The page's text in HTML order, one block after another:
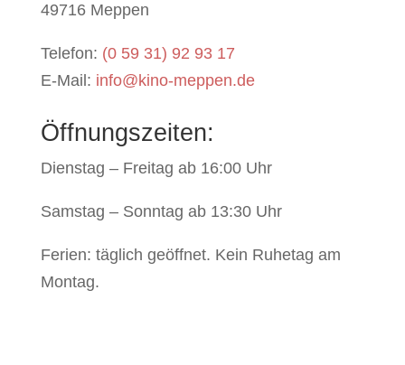
49716 Meppen
Telefon: (0 59 31) 92 93 17
E-Mail: info@kino-meppen.de
Öffnungszeiten:
Dienstag – Freitag ab 16:00 Uhr
Samstag – Sonntag ab 13:30 Uhr
Ferien: täglich geöffnet. Kein Ruhetag am
Montag.